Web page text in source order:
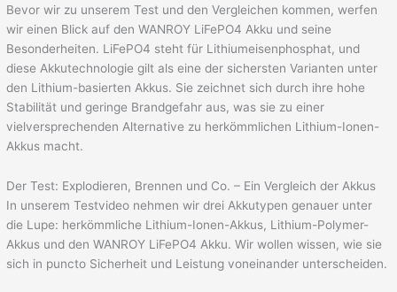
Bevor wir zu unserem Test und den Vergleichen kommen, werfen
wir einen Blick auf den WANROY LiFePO4 Akku und seine
Besonderheiten. LiFePO4 steht für Lithiumeisenphosphat, und
diese Akkutechnologie gilt als eine der sichersten Varianten unter
den Lithium-basierten Akkus. Sie zeichnet sich durch ihre hohe
Stabilität und geringe Brandgefahr aus, was sie zu einer
vielversprechenden Alternative zu herkömmlichen Lithium-Ionen-
Akkus macht.
Der Test: Explodieren, Brennen und Co. – Ein Vergleich der Akkus
In unserem Testvideo nehmen wir drei Akkutypen genauer unter
die Lupe: herkömmliche Lithium-Ionen-Akkus, Lithium-Polymer-
Akkus und den WANROY LiFePO4 Akku. Wir wollen wissen, wie sie
sich in puncto Sicherheit und Leistung voneinander unterscheiden.